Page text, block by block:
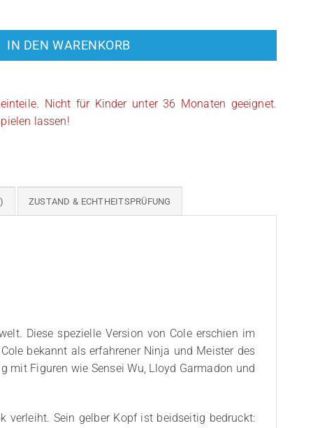
IN DEN WARENKORB
Nicht für Kinder unter 36 Monaten geeignet.
lassen!
ZUSTAND & ECHTHEITSPRÜFUNG
Diese spezielle Version von Cole erschien im
bekannt als erfahrener Ninja und Meister des
mit Figuren wie Sensei Wu, Lloyd Garmadon und
verleiht. Sein gelber Kopf ist beidseitig bedruckt: